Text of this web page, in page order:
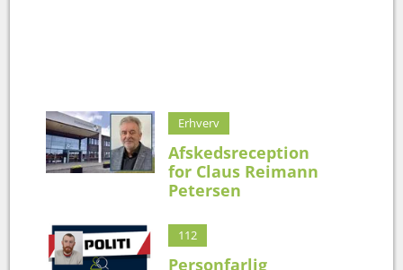
Erhverv
Afskedsreception
for Claus Reimann
Petersen
112
Personfarlig